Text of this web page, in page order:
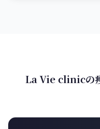
La Vie clinicの